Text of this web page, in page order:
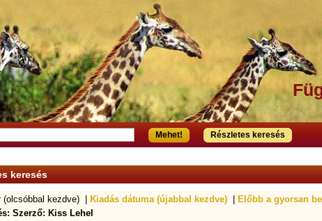
Mehet! Részletes keresés
keresés
(olcsóbbal kezdve) | Kiadás dátuma (újabbal kezdve) Előbb a gyorsan
Szerző: Kiss Lehel